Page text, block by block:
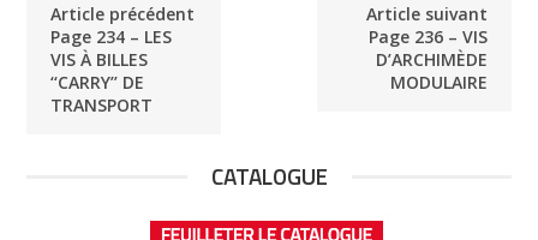
Article précédent
Page 234 – LES
VIS À BILLES
‘‘CARRY’’ DE
TRANSPORT
Article suivant
Page 236 – VIS
D’ARCHIMÈDE
MODULAIRE
CATALOGUE